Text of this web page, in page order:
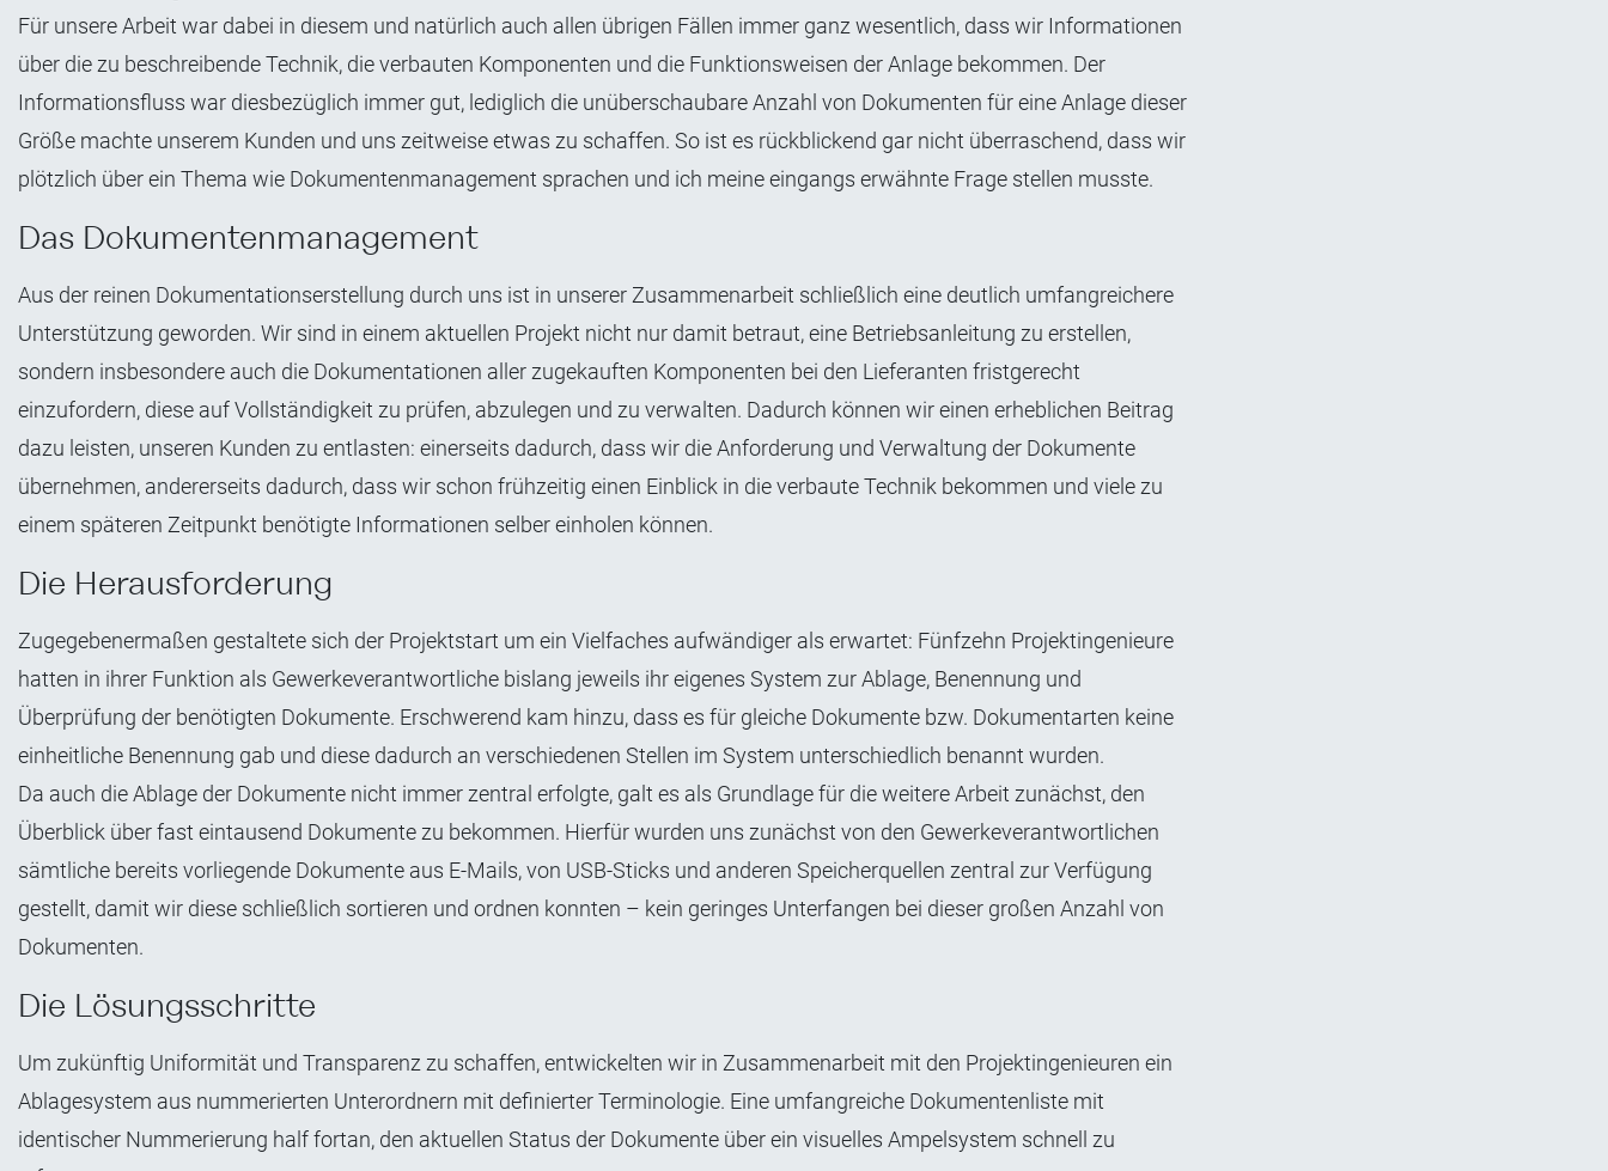
Für unsere Arbeit war dabei in diesem und natürlich auch allen übrigen Fällen immer ganz wesentlich, dass wir Informationen
über die zu beschreibende Technik, die verbauten Komponenten und die Funktionsweisen der Anlage bekommen. Der
Informationsfluss war diesbezüglich immer gut, lediglich die unüberschaubare Anzahl von Dokumenten für eine Anlage dieser
Größe machte unserem Kunden und uns zeitweise etwas zu schaffen. So ist es rückblickend gar nicht überraschend, dass wir
plötzlich über ein Thema wie Dokumentenmanagement sprachen und ich meine eingangs erwähnte Frage stellen musste.
Das Dokumentenmanagement
Aus der reinen Dokumentationserstellung durch uns ist in unserer Zusammenarbeit schließlich eine deutlich umfangreichere
Unterstützung geworden. Wir sind in einem aktuellen Projekt nicht nur damit betraut, eine Betriebsanleitung zu erstellen,
sondern insbesondere auch die Dokumentationen aller zugekauften Komponenten bei den Lieferanten fristgerecht
einzufordern, diese auf Vollständigkeit zu prüfen, abzulegen und zu verwalten. Dadurch können wir einen erheblichen Beitrag
dazu leisten, unseren Kunden zu entlasten: einerseits dadurch, dass wir die Anforderung und Verwaltung der Dokumente
übernehmen, andererseits dadurch, dass wir schon frühzeitig einen Einblick in die verbaute Technik bekommen und viele zu
einem späteren Zeitpunkt benötigte Informationen selber einholen können.
Die Herausforderung
Zugegebenermaßen gestaltete sich der Projektstart um ein Vielfaches aufwändiger als erwartet: Fünfzehn Projektingenieure
hatten in ihrer Funktion als Gewerkeverantwortliche bislang jeweils ihr eigenes System zur Ablage, Benennung und
Überprüfung der benötigten Dokumente. Erschwerend kam hinzu, dass es für gleiche Dokumente bzw. Dokumentarten keine
einheitliche Benennung gab und diese dadurch an verschiedenen Stellen im System unterschiedlich benannt wurden.
Da auch die Ablage der Dokumente nicht immer zentral erfolgte, galt es als Grundlage für die weitere Arbeit zunächst, den
Überblick über fast eintausend Dokumente zu bekommen. Hierfür wurden uns zunächst von den Gewerkeverantwortlichen
sämtliche bereits vorliegende Dokumente aus E-Mails, von USB-Sticks und anderen Speicherquellen zentral zur Verfügung
gestellt, damit wir diese schließlich sortieren und ordnen konnten – kein geringes Unterfangen bei dieser großen Anzahl von
Dokumenten.
Die Lösungsschritte
Um zukünftig Uniformität und Transparenz zu schaffen, entwickelten wir in Zusammenarbeit mit den Projektingenieuren ein
Ablagesystem aus nummerierten Unterordnern mit definierter Terminologie. Eine umfangreiche Dokumentenliste mit
identischer Nummerierung half fortan, den aktuellen Status der Dokumente über ein visuelles Ampelsystem schnell zu